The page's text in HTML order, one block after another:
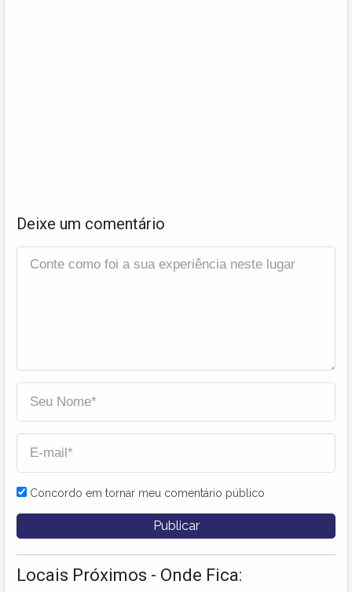
Deixe um comentário
Concordo em tornar meu comentário público
Locais Próximos - Onde Fica: